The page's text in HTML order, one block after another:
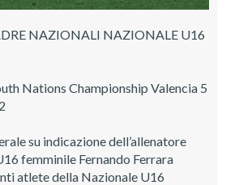
NAZIONALI NAZIONALE U16
Nations Championship Valencia 5
su indicazione dell’allenatore
femminile Fernando Ferrara
atlete della Nazionale U16